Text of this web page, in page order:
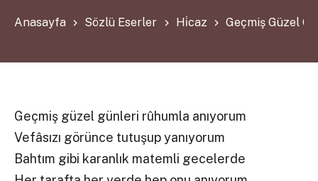
Anasayfa Sözlü Eserler Hi̇caz Geçmiş Güzel
Geçmiş güzel günleri rûhumla anıyorum
Vefâsızı görünce tutuşup yanıyorum
Bahtım gibi karanlık matemli gecelerde